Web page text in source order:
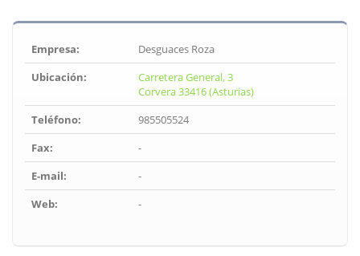
Empresa:
Desguaces Roza
Ubicación:
Carretera General, 3
Corvera 33416 (Asturias)
Teléfono:
985505524
Fax:
-
E-mail:
-
Web:
-